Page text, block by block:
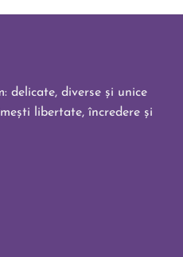
delicate, diverse și unice
libertate, încredere și